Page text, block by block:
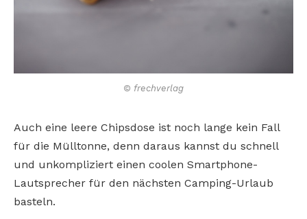
© frechverlag
Auch eine leere Chipsdose ist noch lange kein Fall
für die Mülltonne, denn daraus kannst du schnell
und unkompliziert einen coolen Smartphone-
Lautsprecher für den nächsten Camping-Urlaub
basteln.